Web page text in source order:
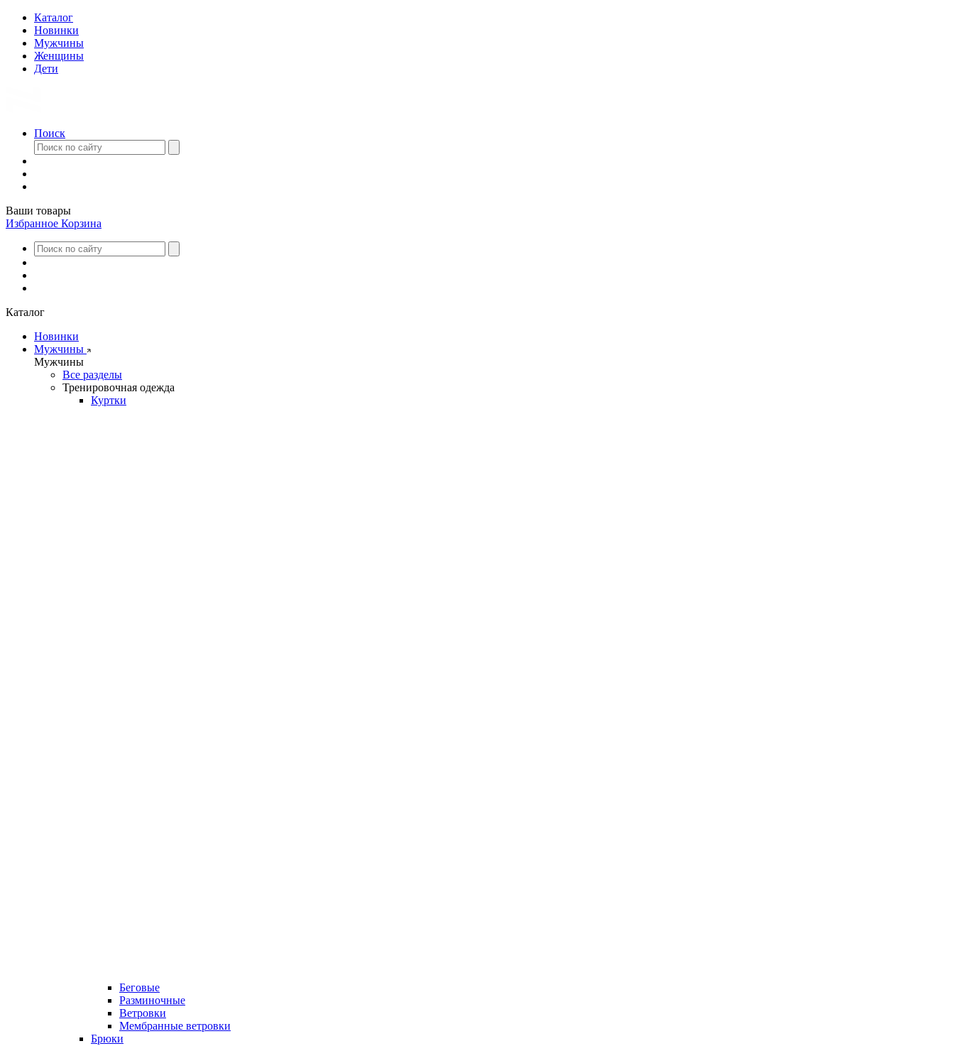
Каталог
Новинки
Мужчины
Женщины
Дети
Поиск
Ваши товары
Избранное Корзина
Каталог
Новинки
Мужчины
Мужчины
Все разделы
Тренировочная одежда
Куртки
Беговые
Разминочные
Ветровки
Мембранные ветровки
Брюки